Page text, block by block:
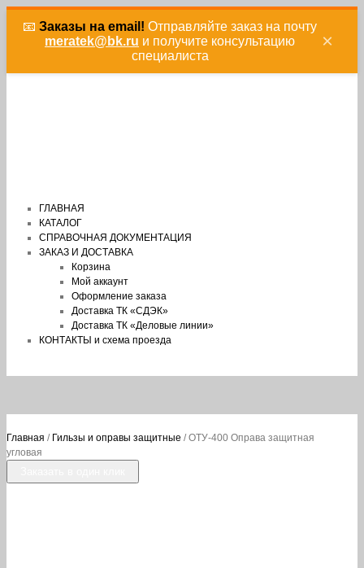
📧 Заказы на email! Отправляйте заказ на почту
meratek@bk.ru и получите консультацию
специалиста
×
ГЛАВНАЯ
КАТАЛОГ
СПРАВОЧНАЯ ДОКУМЕНТАЦИЯ
ЗАКАЗ И ДОСТАВКА
Корзина
Мой аккаунт
Оформление заказа
Доставка ТК «СДЭК»
Доставка ТК «Деловые линии»
КОНТАКТЫ и схема проезда
Главная / Гильзы и оправы защитные / ОТУ-400 Оправа защитная
угловая